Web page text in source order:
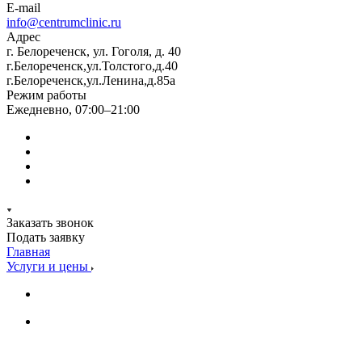
E-mail
info@centrumclinic.ru
Адрес
г. Белореченск, ул. Гоголя, д. 40
г.Белореченск,ул.Толстого,д.40
г.Белореченск,ул.Ленина,д.85а
Режим работы
Ежедневно, 07:00–21:00
Заказать звонок
Подать заявку
Главная
Услуги и цены